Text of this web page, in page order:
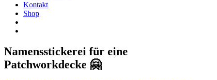
Kontakt
Shop
Namensstickerei für eine
Patchworkdecke 🤗